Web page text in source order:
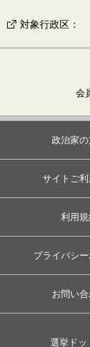
対象行政区 ：
会
政治家
サイトご
利用規
プライバシ
お問い
選挙ドッ